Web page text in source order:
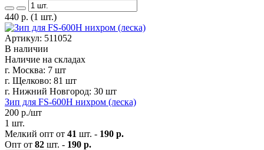
440 р. (1 шт.)
Артикул: 511052
В наличии
Наличие на складах
г. Москва: 7 шт
г. Щелково: 81 шт
г. Нижний Новгород: 30 шт
Зип для FS-600H нихром (леска)
200 р./шт
1 шт.
Мелкий опт от 41 шт. - 190 р.
Опт от 82 шт. - 190 р.